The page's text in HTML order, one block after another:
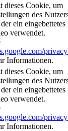
dieses Cookie, um
des
ein eingebettetes
verwendet.
Informationen.
dieses Cookie, um
des
ein eingebettetes
verwendet.
Informationen.